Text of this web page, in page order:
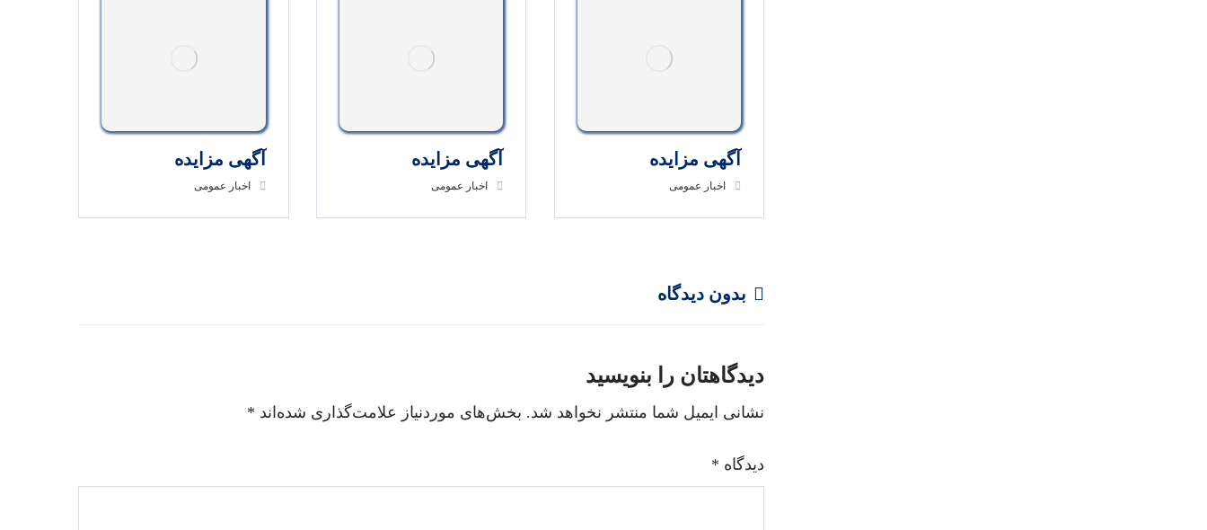
آگهی مزایده
اخبار عمومی
آگهی مزایده
اخبار عمومی
آگهی مزایده
اخبار عمومی
بدون دیدگاه
دیدگاهتان را بنویسید
نشانی ایمیل شما منتشر نخواهد شد. بخش‌های موردنیاز علامت‌گذاری شده‌اند *
دیدگاه *